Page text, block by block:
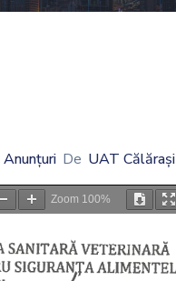
Anunțuri De UAT Călărași
Zoom 100%